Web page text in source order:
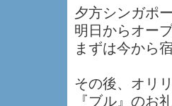
夕方シンガポ
明日からオー
まずは今から
その後、オリ
『ブル』のお